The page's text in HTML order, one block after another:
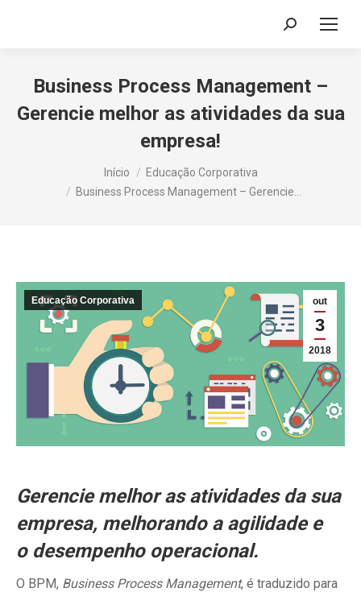
Search:
Business Process Management –
Gerencie melhor as atividades da sua
empresa!
Início
Educação Corporativa
Business Process Management – Gerencie…
out
3
2018
Educação Corporativa
Gerencie melhor as atividades da sua
empresa, melhorando a agilidade e
o desempenho operacional.
O BPM, Business Process Management, é traduzido para